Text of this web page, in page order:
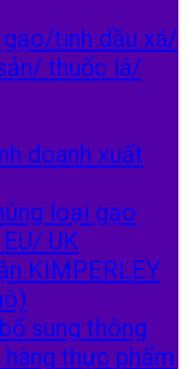
gạo/tinh dầu xá/
thuốc lá/
doanh xuất
loại gạo
UK
KIMPERLEY
sung thông
thực phẩm